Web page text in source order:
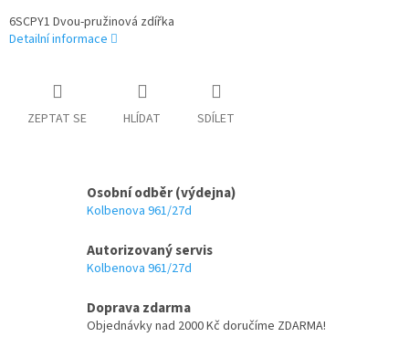
6SCPY1 Dvou-pružinová zdířka
Detailní informace
ZEPTAT SE HLÍDAT SDÍLET
Osobní odběr (výdejna)
Kolbenova 961/27d
Autorizovaný servis
Kolbenova 961/27d
Doprava zdarma
Objednávky nad 2000 Kč doručíme ZDARMA!